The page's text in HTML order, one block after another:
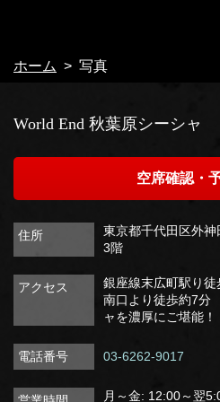
ホーム 写真
World End 秋葉原シーシャ
空席確認・
住所
東京都千代田区外
3階
アクセス
銀座線末広町駅り
南口より徒歩約7分
ャを濃厚にご堪能！
電話番号 03-6262-9017
月～金: 12:00～翌